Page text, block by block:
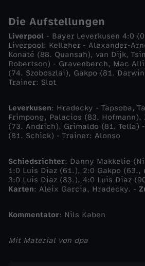
e
n
:
N
a
c
h
e
i
n
Die Aufstellungen
Liverpool - Bayer Leverkusen 4:0
Liverpool: Kelleher - Alexander-
Konaté (88. Quansah), van Dijk,
Robertson) - Gravenberch, Mac
(74. Szoboszlai), Gakpo (81.
Trainer: Slot
Leverkusen: Hradecky - Tapsoba,
Frimpong, Palacios (83. Hofmann),
(73. Andrich), Grimaldo (81. Tella)
(81. Schick) - Trainer: Alonso
Schiedsrichter: Danny Makkelie
1:0 Luis Diaz (61.), 2:0 Gakpo (63.,
3:0 Luis Diaz (83.), 4:0 Luis Diaz
Karten: Aleix Garcia, Hradecky. -
Kommentator: Nils Kaben
Mit Material von dpa